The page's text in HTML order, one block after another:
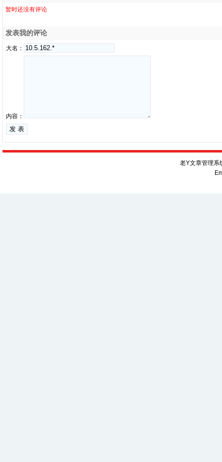
暂时还没有评论
发表我的评论
大名：
内容：
老Y文章管理系